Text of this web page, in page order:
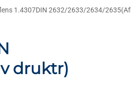
1.4307DIN 2632/2633/2634/
druktr)